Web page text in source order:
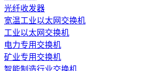
光纤收发器
宽温工业以太网交换机
工业以太网交换机
电力专用交换机
矿业专用交换机
智能制造行业交换机